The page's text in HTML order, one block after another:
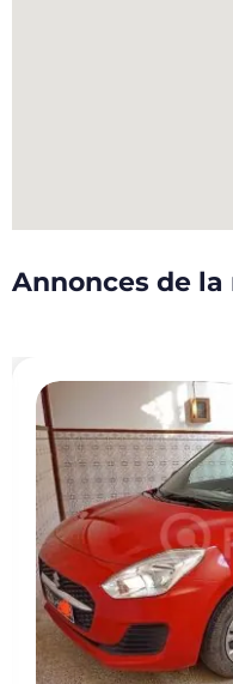
Annonces de